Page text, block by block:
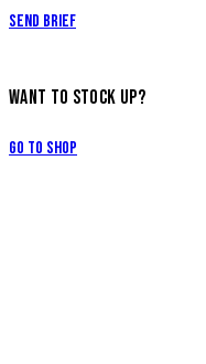
Send Brief
WANT TO STOCK UP?
Go to Shop